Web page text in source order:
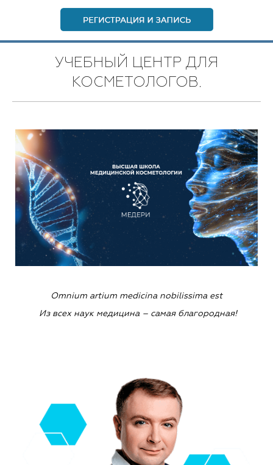
УЧЕБНЫЙ ЦЕНТР ДЛЯ
КОСМЕТОЛОГОВ.
Omnium artium medicina nobilissima est
Из всех наук медицина – самая благородная!